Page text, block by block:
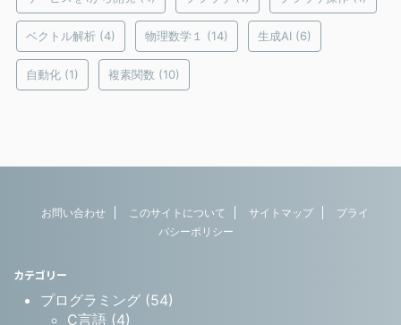
ベクトル解析 (4) 物理数学１ (14) 生成AI (6)
自動化 (1) 複素関数 (10)
お問い合わせ このサイトについて サイトマップ
プライ
バシーポリシー
カテゴリー
プログラミング (54)
C言語 (4)